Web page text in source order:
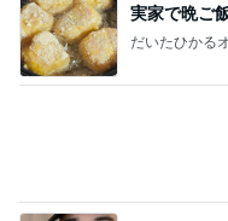
実家で晩ご
だいたひかる